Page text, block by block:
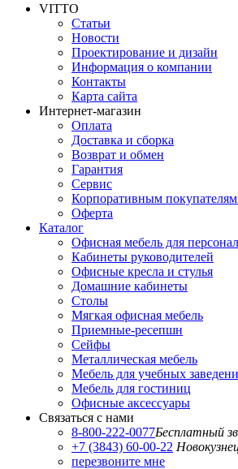
VITTO
Статьи
Новости
Проектирование и дизайн
Информация о компании
Контакты
Карта сайта
Интернет-магазин
Оплата
Доставка и сборка
Возврат и обмен
Гарантия
Сервис
Корпоративным
Оферта
Каталог
Офисная мебель для
Кабинеты руководителей
Офисные кресла и стулья
Домашние кабинеты
Столы
Мягкая офисная мебель
Приемные-ресепшн
Сейфы
Металлическая мебель
Мебель для учебных
Мебель для гостиниц
Офисные аксессуары
Связаться с нами
8-800-222-0077Бесплатный
+7 (3843) 60-00-22
перезвоните мне